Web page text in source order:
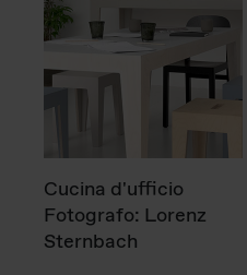
Cucina d'ufficio
Fotografo: Lorenz
Sternbach